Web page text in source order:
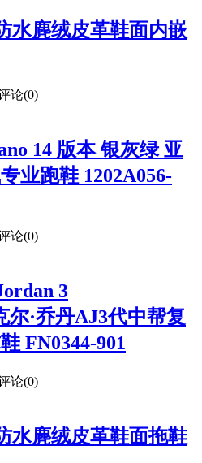
水麂绒皮革鞋面内嵌
论(0)
14 版本 银灰绿 亚
业跑鞋 1202A056-
论(0)
3
·乔丹AJ3代中帮复
FN0344-901
论(0)
水麂绒皮革鞋面拖鞋